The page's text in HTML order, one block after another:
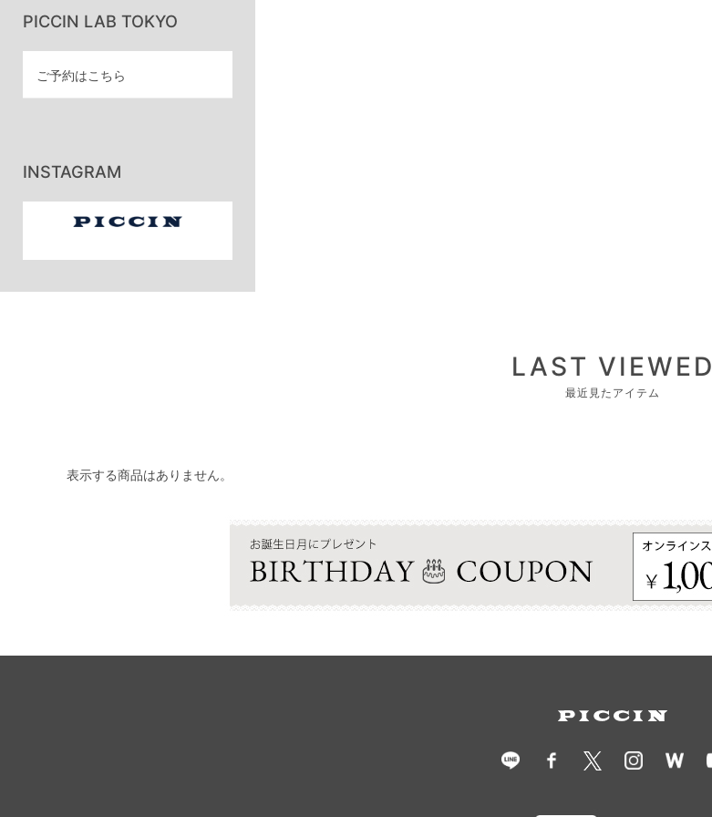
PICCIN LAB TOKYO
ご予約はこちら
INSTAGRAM
LAST VIEWED
最近見たアイテム
表示する商品はありません。